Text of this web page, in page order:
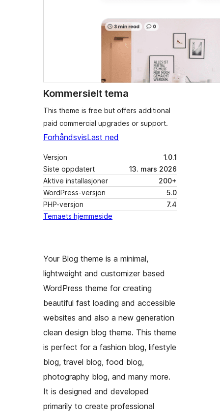
Kommersielt tema
This theme is free but offers additional
paid commercial upgrades or support.
ForhåndsvisLast ned
Versjon
1.0.1
Siste oppdatert
13. mars 2026
Aktive installasjoner
200+
WordPress-versjon
5.0
PHP-versjon
7.4
Temaets hjemmeside
Your Blog theme is a minimal,
lightweight and customizer based
WordPress theme for creating
beautiful fast loading and accessible
websites and also a new generation
clean design blog theme. This theme
is perfect for a fashion blog, lifestyle
blog, travel blog, food blog,
photography blog, and many more.
It is designed and developed
primarily to create professional